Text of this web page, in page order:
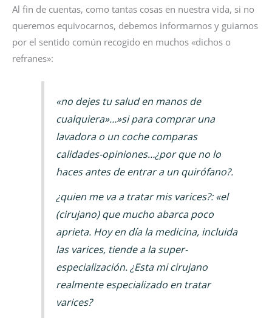
Al fin de cuentas, como tantas cosas en nuestra vida, si no
queremos equivocarnos, debemos informarnos y guiarnos
por el sentido común recogido en muchos «dichos o
refranes»:
«no dejes tu salud en manos de
cualquiera»…»si para comprar una
lavadora o un coche comparas
calidades-opiniones…¿por que no lo
haces antes de entrar a un quirófano?.
¿quien me va a tratar mis varices?: «el
(cirujano) que mucho abarca poco
aprieta. Hoy en día la medicina, incluida
las varices, tiende a la super-
especialización. ¿Esta mi cirujano
realmente especializado en tratar
varices?